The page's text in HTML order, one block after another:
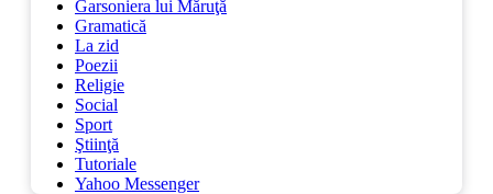
Garsoniera lui Măruţă
Gramatică
La zid
Poezii
Religie
Social
Sport
Ştiinţă
Tutoriale
Yahoo Messenger